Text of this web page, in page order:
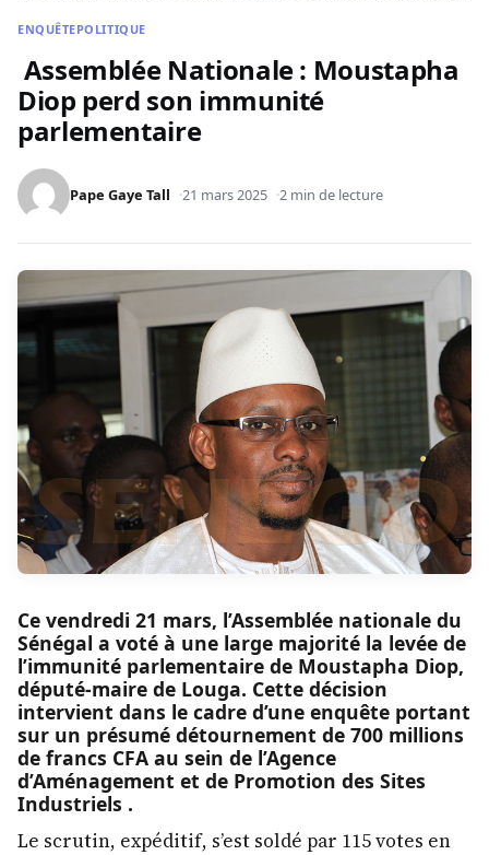
ENQUÊTEPOLITIQUE
Assemblée Nationale : Moustapha
Diop perd son immunité
parlementaire
Pape Gaye Tall 21 mars 2025 2 min de lecture
Ce vendredi 21 mars, l’Assemblée nationale du
Sénégal a voté à une large majorité la levée de
l’immunité parlementaire de Moustapha Diop,
député-maire de Louga. Cette décision
intervient dans le cadre d’une enquête portant
sur un présumé détournement de 700 millions
de francs CFA au sein de l’Agence
d’Aménagement et de Promotion des Sites
Industriels .
Le scrutin, expéditif, s’est soldé par 115 votes en